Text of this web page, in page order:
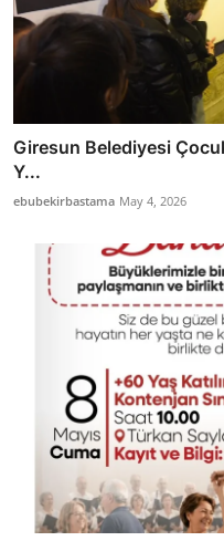
Giresun Belediyesi
Y...
ebubekirbastama May 4, 2026